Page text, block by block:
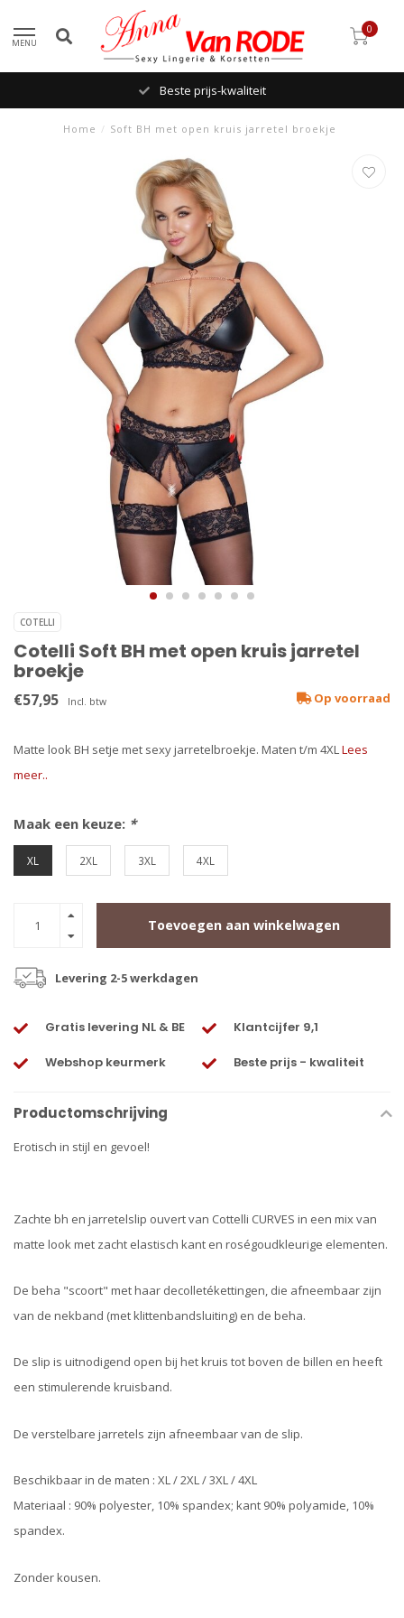
MENU
0
Beste prijs-kwaliteit
Home / Soft BH met open kruis jarretel broekje
COTELLI
Cotelli Soft BH met open kruis jarretel
broekje
€57,95 Incl. btw Op voorraad
Matte look BH setje met sexy jarretelbroekje. Maten t/m 4XLLees
meer..
Maak een keuze: *
XL 2XL 3XL 4XL
Toevoegen aan winkelwagen
Levering 2-5 werkdagen
Gratis levering NL & BE Klantcijfer 9,1
Webshop keurmerk Beste prijs - kwaliteit
Productomschrijving
Erotisch in stijl en gevoel!
Zachte bh en jarretelslip ouvert van Cottelli CURVES in een mix van
matte look met zacht elastisch kant en roségoudkleurige elementen.
De beha "scoort" met haar decolletékettingen, die afneembaar zijn
van de nekband (met klittenbandsluiting) en de beha.
De slip is uitnodigend open bij het kruis tot boven de billen en heeft
een stimulerende kruisband.
De verstelbare jarretels zijn afneembaar van de slip.
Beschikbaar in de maten : XL / 2XL / 3XL / 4XL
Materiaal : 90% polyester, 10% spandex; kant 90% polyamide, 10%
spandex.
Zonder kousen.